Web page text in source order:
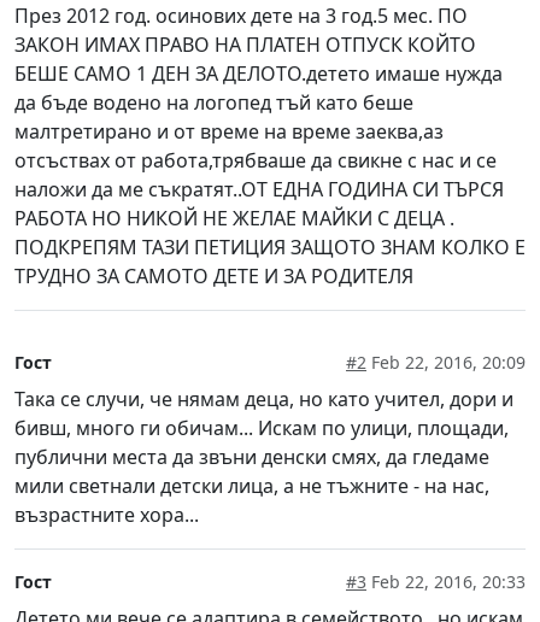
През 2012 год. осинових дете на 3 год.5 мес. ПО
ЗАКОН ИМАХ ПРАВО НА ПЛАТЕН ОТПУСК КОЙТО
БЕШЕ САМО 1 ДЕН ЗА ДЕЛОТО.детето имаше нужда
да бъде водено на логопед тъй като беше
малтретирано и от време на време заеква,аз
отсъствах от работа,трябваше да свикне с нас и се
наложи да ме съкратят..ОТ ЕДНА ГОДИНА СИ ТЪРСЯ
РАБОТА НО НИКОЙ НЕ ЖЕЛАЕ МАЙКИ С ДЕЦА .
ПОДКРЕПЯМ ТАЗИ ПЕТИЦИЯ ЗАЩОТО ЗНАМ КОЛКО Е
ТРУДНО ЗА САМОТО ДЕТЕ И ЗА РОДИТЕЛЯ
Гост #2 Feb 22, 2016, 20:09
Така се случи, че нямам деца, но като учител, дори и
бивш, много ги обичам... Искам по улици, площади,
публични места да звъни денски смях, да гледаме
мили светнали детски лица, а не тъжните - на нас,
възрастните хора...
Гост #3 Feb 22, 2016, 20:33